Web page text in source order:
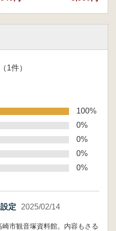
（1件）
100%
0%
0%
0%
0%
定 2025/02/14
市観音塚資料館。内容もさる